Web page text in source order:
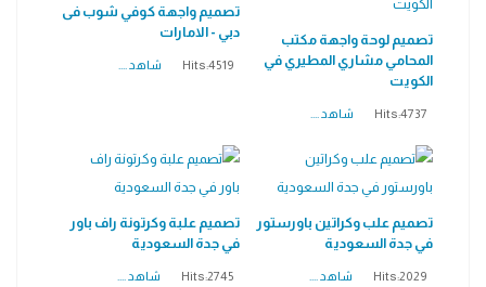
تصميم واجهة كوفي شوب فى
دبي - الامارات
Hits:4519 شاهد ....
تصميم لوحة واجهة مكتب
المحامي مشاري المطيري في
الكويت
Hits:4737 شاهد ....
تصميم علبة وكرتونة راف باور
في جدة السعودية
Hits:2745 شاهد ....
تصميم علب وكراتين باورستور
في جدة السعودية
Hits:2029 شاهد ....